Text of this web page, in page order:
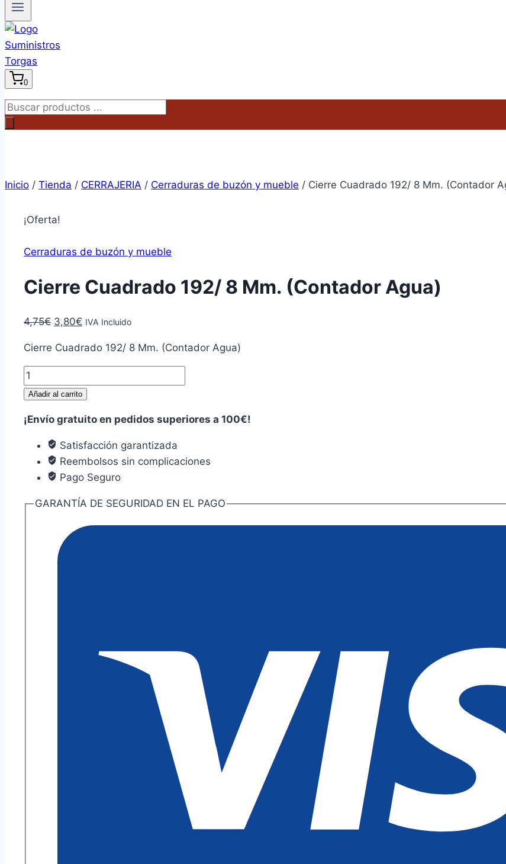
0
Búsqueda
de
Inicio / Tienda / CERRAJERIA / Cerraduras de buzón y mueble / Cierre Cuadrado 192/ 8 Mm. (Contador
¡Oferta!
Cerraduras de buzón y mueble
Cierre Cuadrado 192/ 8 Mm. (Contador Agua)
4,75€ El
original
era:
4,75€.
3,80€ El
actual
es:
3,80€.
IVA Incluido
Cierre Cuadrado 192/ 8 Mm. (Contador Agua)
Cierre
Cuadrado
8
(Contador
Agua)
Añadir al carrito
¡Envío gratuito en pedidos superiores a 100€!
Satisfacción garantizada
Reembolsos sin complicaciones
Pago Seguro
GARANTÍA DE SEGURIDAD EN EL PAGO